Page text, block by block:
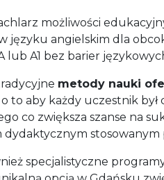
możliwości
języku angielskim dla
lub A1 bez barier
metody nauki
to aby każdy uczestnik
co zwiększa szanse na
specjalistyczne